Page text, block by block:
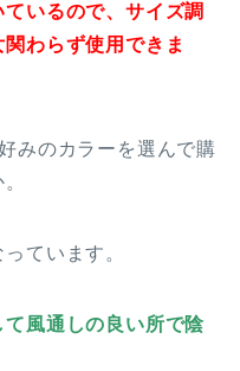
いるので、サイズ調
わらず使用できま
みのカラーを選んで購
ています。
風通しの良い所で陰